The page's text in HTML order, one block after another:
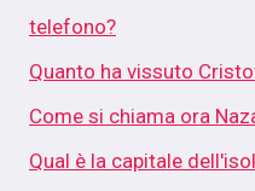
telefono?
Quanto ha vissuto
Come si chiama ora
Qual è la capitale